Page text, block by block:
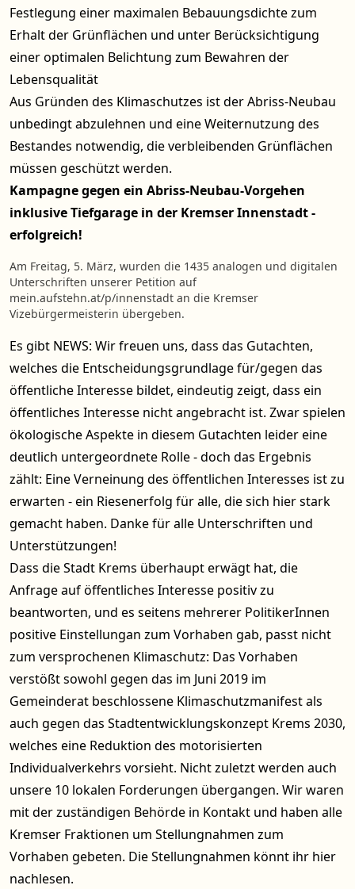
Festlegung einer maximalen Bebauungsdichte zum
Erhalt der Grünflächen und unter Berücksichtigung
einer optimalen Belichtung zum Bewahren der
Lebensqualität
Aus Gründen des Klimaschutzes ist der Abriss-Neubau
unbedingt abzulehnen und eine Weiternutzung des
Bestandes notwendig, die verbleibenden Grünflächen
müssen geschützt werden.
Kampagne gegen ein Abriss-Neubau-Vorgehen
inklusive Tiefgarage in der Kremser Innenstadt -
erfolgreich!
Am Freitag, 5. März, wurden die 1435 analogen und digitalen
Unterschriften unserer Petition auf
mein.aufstehn.at/p/innenstadt an die Kremser
Vizebürgermeisterin übergeben.
Es gibt NEWS: Wir freuen uns, dass das Gutachten,
welches die Entscheidungsgrundlage für/gegen das
öffentliche Interesse bildet, eindeutig zeigt, dass ein
öffentliches Interesse nicht angebracht ist. Zwar spielen
ökologische Aspekte in diesem Gutachten leider eine
deutlich untergeordnete Rolle - doch das Ergebnis
zählt: Eine Verneinung des öffentlichen Interesses ist zu
erwarten - ein Riesenerfolg für alle, die sich hier stark
gemacht haben. Danke für alle Unterschriften und
Unterstützungen!
Dass die Stadt Krems überhaupt erwägt hat, die
Anfrage auf öffentliches Interesse positiv zu
beantworten, und es seitens mehrerer PolitikerInnen
positive Einstellungan zum Vorhaben gab, passt nicht
zum versprochenen Klimaschutz: Das Vorhaben
verstößt sowohl gegen das im Juni 2019 im
Gemeinderat beschlossene Klimaschutzmanifest als
auch gegen das Stadtentwicklungskonzept Krems 2030,
welches eine Reduktion des motorisierten
Individualverkehrs vorsieht. Nicht zuletzt werden auch
unsere 10 lokalen Forderungen übergangen. Wir waren
mit der zuständigen Behörde in Kontakt und haben alle
Kremser Fraktionen um Stellungnahmen zum
Vorhaben gebeten. Die Stellungnahmen könnt ihr hier
nachlesen.